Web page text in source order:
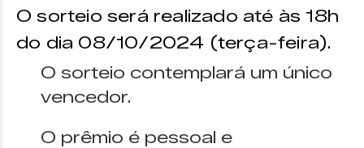
O sorteio será realizado até às 18h
do dia 08/10/2024 (terça-feira).
O sorteio contemplará um único
vencedor.
O prêmio é pessoal e